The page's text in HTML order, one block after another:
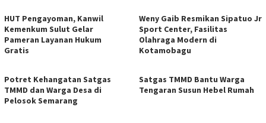
HUT Pengayoman, Kanwil
Kemenkum Sulut Gelar
Pameran Layanan Hukum
Gratis
Weny Gaib Resmikan Sipatuo Jr
Sport Center, Fasilitas
Olahraga Modern di
Kotamobagu
Potret Kehangatan Satgas
TMMD dan Warga Desa di
Pelosok Semarang
Satgas TMMD Bantu Warga
Tengaran Susun Hebel Rumah